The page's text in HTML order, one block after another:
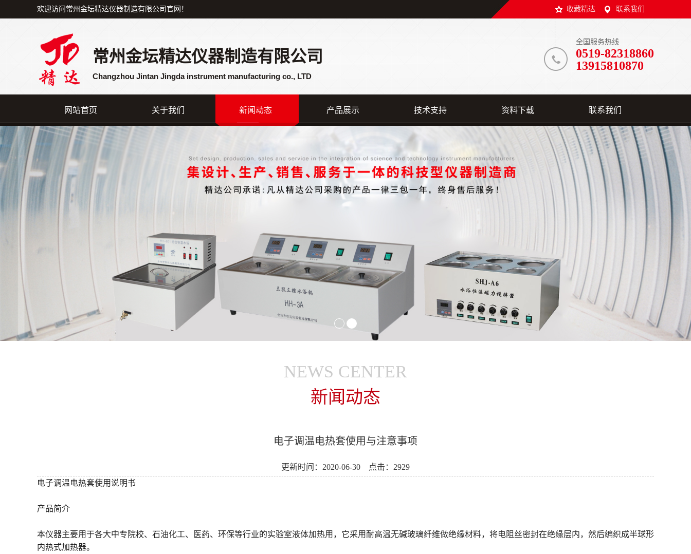
收藏精达 联系我们
欢迎访问常州金坛精达仪器制造有限公司官网！
常州金坛精达仪器制造有限公司
Changzhou Jintan Jingda instrument manufacturing co., LTD
全国服务热线
0519-82318860
13915810870
网站首页 关于我们 新闻动态 产品展示 技术支持 资料下载 联系我们
NEWS CENTER
新闻动态
电子调温电热套使用与注意事项
更新时间：2020-06-30 点击：2929
电子调温电热套使用说明书
产品简介
本仪器主要用于各大中专院校、石油化工、医药、环保等行业的实验室液体加热用，它采用耐高温无碱玻璃纤维做绝缘材料，将电阻丝密封在绝缘层内，然后编织成半球形
内热式加热器。